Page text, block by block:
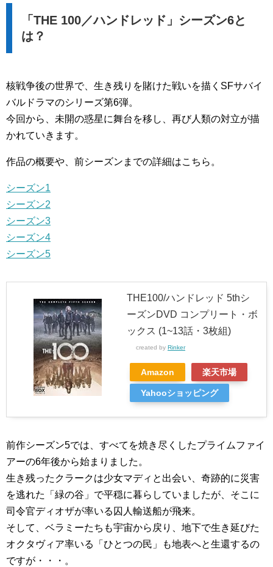
「THE 100／ハンドレッド」シーズン6と
は？
核戦争後の世界で、生き残りを賭けた戦いを描くSFサバイ
バルドラマのシリーズ第6弾。
今回から、未開の惑星に舞台を移し、再び人類の対立が描
かれていきます。
作品の概要や、前シーズンまでの詳細はこちら。
シーズン1
シーズン2
シーズン3
シーズン4
シーズン5
THE100/ハンドレッド 5thシ
ーズンDVD コンプリート・ボ
ックス (1~13話・3枚組)
created by Rinker
Amazon 楽天市場
Yahooショッピング
前作シーズン5では、すべてを焼き尽くしたプライムファイ
アーの6年後から始まりました。
生き残ったクラークは少女マディと出会い、奇跡的に災害
を逃れた「緑の谷」で平穏に暮らしていましたが、そこに
司令官ディオザが率いる囚人輸送船が飛来。
そして、ベラミーたちも宇宙から戻り、地下で生き延びた
オクタヴィア率いる「ひとつの民」も地表へと生還するの
ですが・・・。